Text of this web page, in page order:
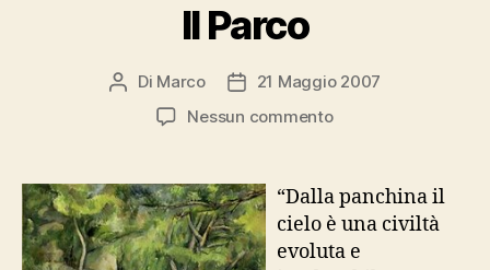
Il Parco
Autore
articolo
Di Marco
Data
dell'articolo
21 Maggio 2007
Nessun commentosu
“Dalla panchina il
cielo è una civiltà
evoluta e